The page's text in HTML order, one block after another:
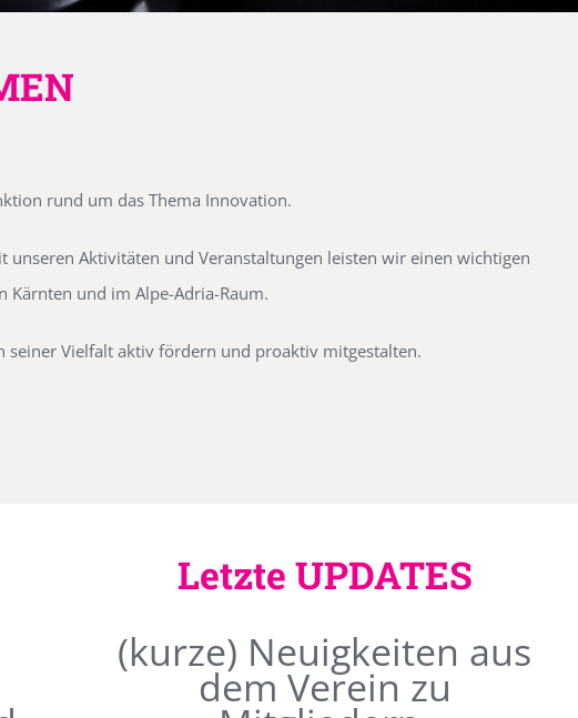
rund um das Thema Innovation.
Aktivitäten und Veranstaltungen leisten wir einen wichtigen
und im Alpe-Adria-Raum.
Vielfalt aktiv fördern und proaktiv mitgestalten.
Letzte UPDATES
(kurze) Neuigkeiten aus
dem Verein zu